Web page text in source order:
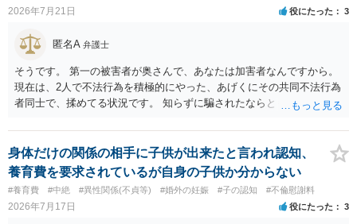
2026年7月21日 役にたった 3
匿名A 弁護士
そうです。 第一の被害者が奥さんで、あなたは加害者なんですから。
現在は、2人で不法行為を積極的にやった、あげくにその共同不法行為
者同士で、揉めてる状況です。 知らずに騙されたならともか
というだけですから。
身体だけの関係の相手に子供が出来たと言われ認知、
養育費を要求されているが自身の子供か分からない
#養育費 #中絶 #異性関係(不貞等) #婚外の妊娠 #子の認知 #不倫慰謝料
2026年7月17日 役にたった 3